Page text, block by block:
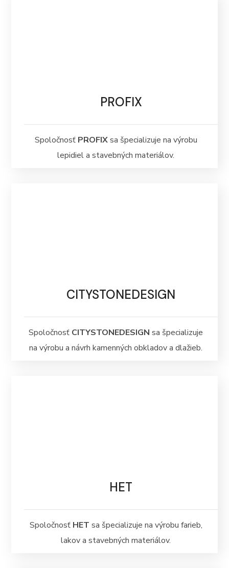
PROFIX
Spoločnosť PROFIXsa špecializuje na výrobu
lepidiel a stavebných materiálov.
CITYSTONEDESIGN
Spoločnosť CITYSTONEDESIGN sa špecializuje
na výrobu a návrh kamenných obkladov a dlažieb.
HET
Spoločnosť HET sa špecializuje na výrobu farieb,
lakov a stavebných materiálov.